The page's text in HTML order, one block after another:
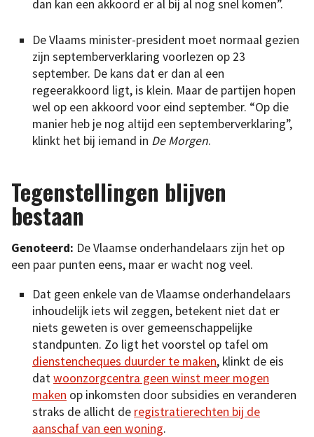
dan kan een akkoord er al bij al nog snel komen”.
De Vlaams minister-president moet normaal gezien
zijn septemberverklaring voorlezen op 23
september. De kans dat er dan al een
regeerakkoord ligt, is klein. Maar de partijen hopen
wel op een akkoord voor eind september. “Op die
manier heb je nog altijd een septemberverklaring”,
klinkt het bij iemand in De Morgen.
Tegenstellingen blijven
bestaan
Genoteerd: De Vlaamse onderhandelaars zijn het op
een paar punten eens, maar er wacht nog veel.
Dat geen enkele van de Vlaamse onderhandelaars
inhoudelijk iets wil zeggen, betekent niet dat er
niets geweten is over gemeenschappelijke
standpunten. Zo ligt het voorstel op tafel om
dienstencheques duurder te maken, klinkt de eis
datwoonzorgcentra geen winst meer mogen
maken op inkomsten door subsidies en veranderen
straks de allicht de registratierechten bij de
aanschaf van een woning.